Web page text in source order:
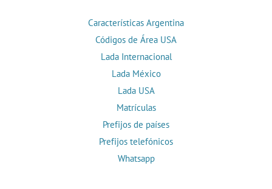
Características Argentina
Códigos de Área USA
Lada Internacional
Lada México
Lada USA
Matrículas
Prefijos de países
Prefijos telefónicos
Whatsapp